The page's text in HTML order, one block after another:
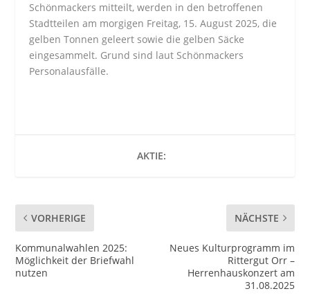
Schönmackers mitteilt, werden in den betroffenen
Stadtteilen am morgigen Freitag, 15. August 2025, die
gelben Tonnen geleert sowie die gelben Säcke
eingesammelt. Grund sind laut Schönmackers
Personalausfälle.
AKTIE:
VORHERIGE
Kommunalwahlen 2025:
Möglichkeit der Briefwahl
nutzen
NÄCHSTE
Neues Kulturprogramm im
Rittergut Orr –
Herrenhauskonzert am
31.08.2025